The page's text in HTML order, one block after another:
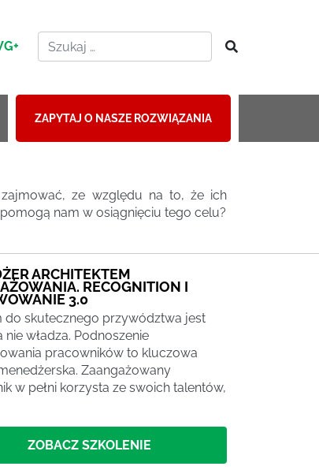
ZAPYTAJ O NASZE ROZWIĄZANIA
zajmować, ze względu na to, że ich
nam w osiągnięciu tego celu?
ARCHITEKTEM
RECOGNITION I
3.0
do skutecznego przywództwa jest
nie władza. Podnoszenie
pracowników to kluczowa
Zaangażowany
w pełni korzysta ze swoich talentów,
ZOBACZ SZKOLENIE